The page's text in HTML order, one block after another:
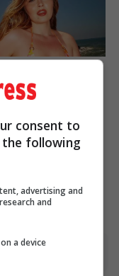
Now She's Turning
Heads
Took Her Love For
To A Whole New
consent to
following
advertising and
and
a device